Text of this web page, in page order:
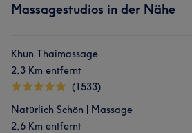
Massagestudios in der Nähe
Khun Thaimassage
2,3 Km entfernt
(1533)
Natürlich Schön | Massage
2,6 Km entfernt